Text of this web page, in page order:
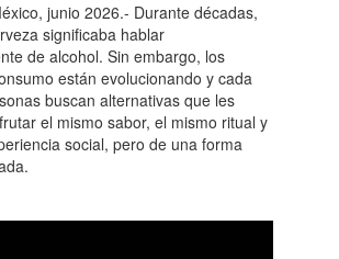
junio 2026.- Durante décadas,
significaba hablar
de alcohol. Sin embargo, los
están evolucionando y cada
buscan alternativas que les
el mismo sabor, el mismo ritual y
social, pero de una forma